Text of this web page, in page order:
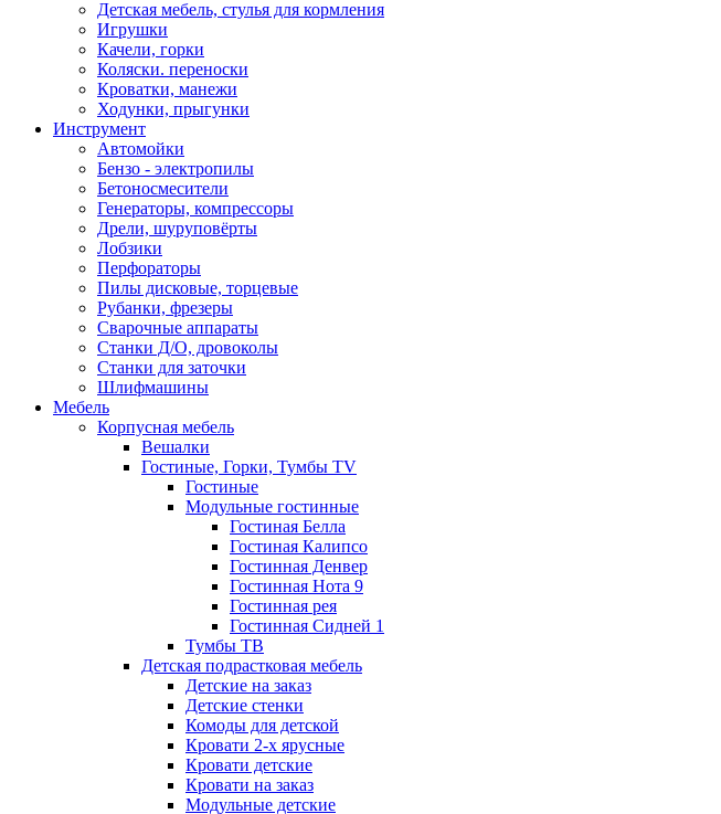
Детская мебель, стулья для кормления
Игрушки
Качели, горки
Коляски. переноски
Кроватки, манежи
Ходунки, прыгунки
Инструмент
Автомойки
Бензо - электропилы
Бетоносмесители
Генераторы, компрессоры
Дрели, шуруповёрты
Лобзики
Перфораторы
Пилы дисковые, торцевые
Рубанки, фрезеры
Сварочные аппараты
Станки Д/О, дровоколы
Станки для заточки
Шлифмашины
Мебель
Корпусная мебель
Вешалки
Гостиные, Горки, Тумбы TV
Гостиные
Модульные гостинные
Гостиная Белла
Гостиная Калипсо
Гостинная Денвер
Гостинная Нота 9
Гостинная рея
Гостинная Сидней 1
Тумбы ТВ
Детская подрастковая мебель
Детские на заказ
Детские стенки
Комоды для детской
Кровати 2-х ярусные
Кровати детские
Кровати на заказ
Модульные детские